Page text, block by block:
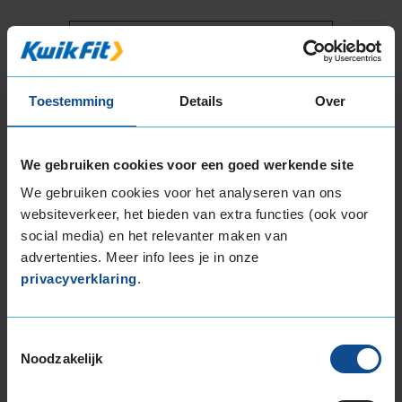
Toestemming Details Over
We gebruiken cookies voor een goed werkende site
We gebruiken cookies voor het analyseren van ons
websiteverkeer, het bieden van extra functies (ook voor
social media) en het relevanter maken van
advertenties. Meer info lees je in onze
privacyverklaring.
Noodzakelijk
Montage Veilig & Zeker
Per band € 40,-
Montage
Balanceren
Ventiel of TPMS service
Stikstof
Bandengarantieplan
1